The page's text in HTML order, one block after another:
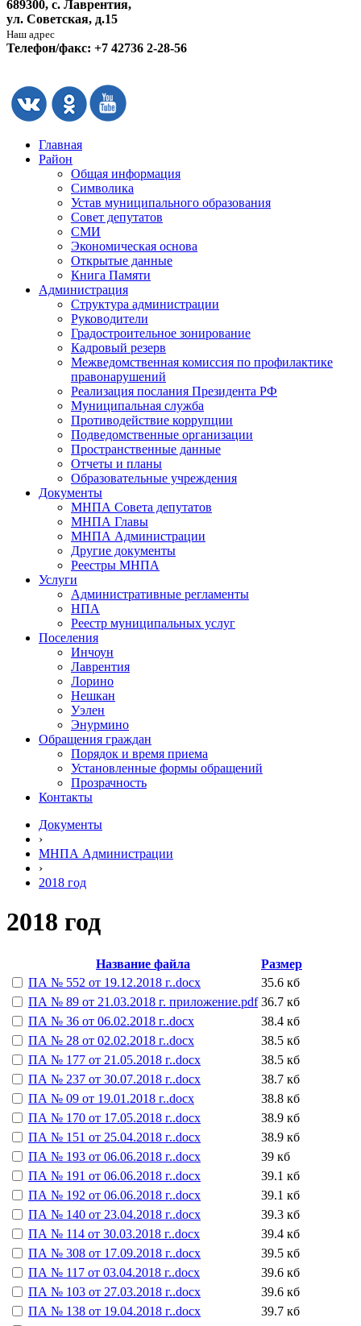
689300, с. Лаврентия,
ул. Советская, д.15
Наш адрес
Телефон/факс: +7 42736 2-28-56
Главная
Район
Общая информация
Символика
Устав муниципального образования
Совет депутатов
СМИ
Экономическая основа
Открытые данные
Книга Памяти
Администрация
Структура администрации
Руководители
Градостроительное зонирование
Кадровый резерв
Межведомственная комиссия по профилактике
правонарушений
Реализация послания Президента РФ
Муниципальная служба
Противодействие коррупции
Подведомственные организации
Пространственные данные
Отчеты и планы
Образовательные учреждения
Документы
МНПА Совета депутатов
МНПА Главы
МНПА Администрации
Другие документы
Реестры МНПА
Услуги
Административные регламенты
НПА
Реестр муниципальных услуг
Поселения
Инчоун
Лаврентия
Лорино
Нешкан
Уэлен
Энурмино
Обращения граждан
Порядок и время приема
Установленные формы обращений
Прозрачность
Контакты
Документы
›
МНПА Администрации
›
2018 год
2018 год
Название файла
Размер
ПА № 552 от 19.12.2018 г..docx
35.6 кб
ПА № 89 от 21.03.2018 г. приложение.pdf 36.7 кб
ПА № 36 от 06.02.2018 г..docx
38.4 кб
ПА № 28 от 02.02.2018 г..docx
38.5 кб
ПА № 177 от 21.05.2018 г..docx
38.5 кб
ПА № 237 от 30.07.2018 г..docx
38.7 кб
ПА № 09 от 19.01.2018 г..docx
38.8 кб
ПА № 170 от 17.05.2018 г..docx
38.9 кб
ПА № 151 от 25.04.2018 г..docx
38.9 кб
ПА № 193 от 06.06.2018 г..docx
39 кб
ПА № 191 от 06.06.2018 г..docx
39.1 кб
ПА № 192 от 06.06.2018 г..docx
39.1 кб
ПА № 140 от 23.04.2018 г..docx
39.3 кб
ПА № 114 от 30.03.2018 г..docx
39.4 кб
ПА № 308 от 17.09.2018 г..docx
39.5 кб
ПА № 117 от 03.04.2018 г..docx
39.6 кб
ПА № 103 от 27.03.2018 г..docx
39.6 кб
ПА № 138 от 19.04.2018 г..docx
39.7 кб